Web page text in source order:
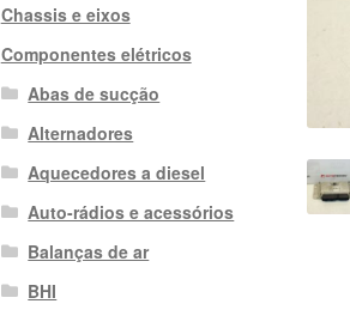
Chassis e eixos
Componentes elétricos
Abas de sucção
Alternadores
Aquecedores a diesel
Auto-rádios e acessórios
Balanças de ar
BHI